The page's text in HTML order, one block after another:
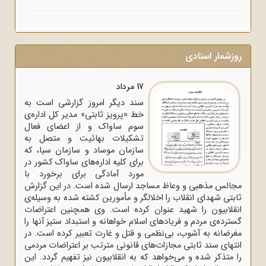
روزشمار اسنادی
17 مرداد
سند دیگر امروز گزارشی است به
خط «پرویز ثابتی» مدیر کل اداره‌ی
سوم ساواک و از اعضای فعال
تشکیلات بهائیت و متصل به
سازمان موساد و سازمان سیا، که
برای کلیه اداره‌های ساواک‌ کشور در
مورد آمادگی برای برخورد با
مجالس مذهبی و وعاظ مساجد ارسال شده است. در این گزارش
ثابتی شهدای انقلاب را اخلالگر و مأمورین کشته شده به وسیله‌ی
انقلابیون را شهید عنوان کرده است. وی همچنین اعتراضات
گسترده‌ی مردم و فریادهای اسلام خواهانه و استبداد ستیز آنها را
مغرضانه به آشوب، بی‌نظمی و قتل و غارت تعبیر کرده است. در
انتهای سند ثابتی مجازات‌های قانونی مترتب بر اعتراضات مردمی
را متذکر شده و می‌خواهد که به انقلابیون نیز تفهیم گردد. این